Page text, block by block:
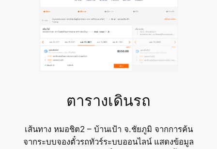
ตารางเดินรถ
เส้นทาง หมอชิต2 – บ้านเป้า จ.ชัยภูมิ จากการค้น
จากระบบจองตั๋วรถทัวร์ระบบออนไลน์ แสดงข้อมูล